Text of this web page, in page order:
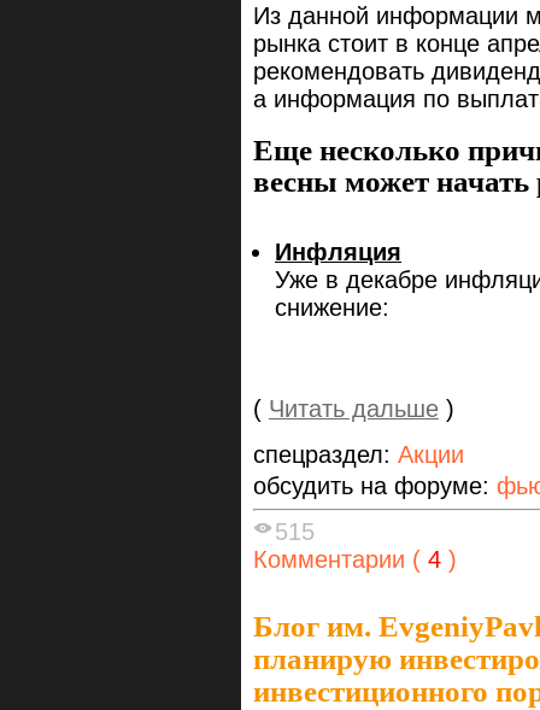
Из данной информации
рынка стоит в конце
рекомендовать
а информация по
Еще несколько
весны может начать
Инфляция
Уже в декабре
снижение:
( Читать дальше )
спецраздел: Акции
обсудить на форуме:
515
Комментарии ( 4 )
Блог им.
планирую
инвестиционного